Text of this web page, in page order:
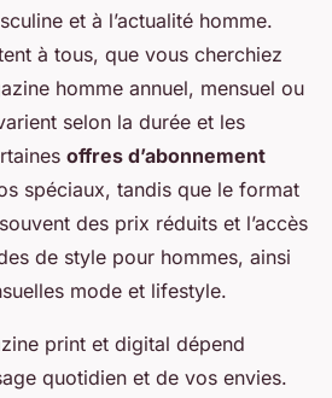
et à l’actualité homme.
à tous, que vous cherchiez
homme annuel, mensuel ou
selon la durée et les
offres d’abonnement
spéciaux, tandis que le format
des prix réduits et l’accès
de style pour hommes, ainsi
mode et lifestyle.
print et digital dépend
quotidien et de vos envies.